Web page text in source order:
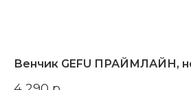
Венчик GEFU ПРАЙМЛАЙН,